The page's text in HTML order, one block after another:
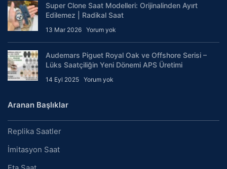
Super Clone Saat Modelleri: Orijinalinden Ayırt
Edilemez | Radikal Saat
13 Mar 2026 Yorum yok
Audemars Piguet Royal Oak ve Offshore Serisi –
Lüks Saatçiliğin Yeni Dönemi APS Üretimi
14 Eyl 2025 Yorum yok
Aranan Başlıklar
Replika Saatler
İmitasyon Saat